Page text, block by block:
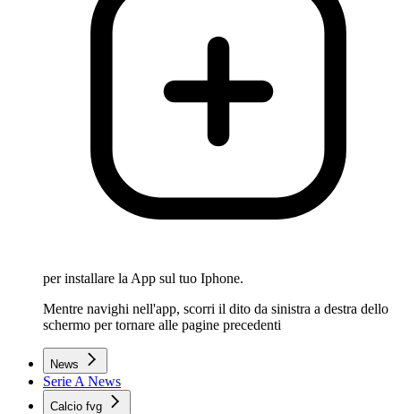
per installare la App sul tuo Iphone.
Mentre navighi nell'app, scorri il dito da sinistra a destra dello
schermo per tornare alle pagine precedenti
News
Serie A News
Calcio fvg